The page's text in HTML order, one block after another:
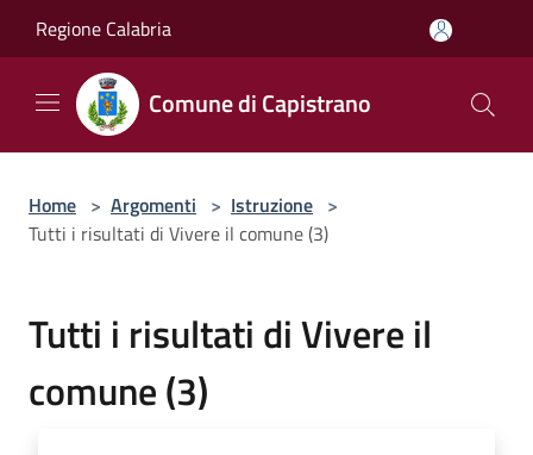
Regione Calabria
Comune di Capistrano
Home > Argomenti > Istruzione >
Tutti i risultati di Vivere il comune (3)
Tutti i risultati di Vivere il
comune (3)